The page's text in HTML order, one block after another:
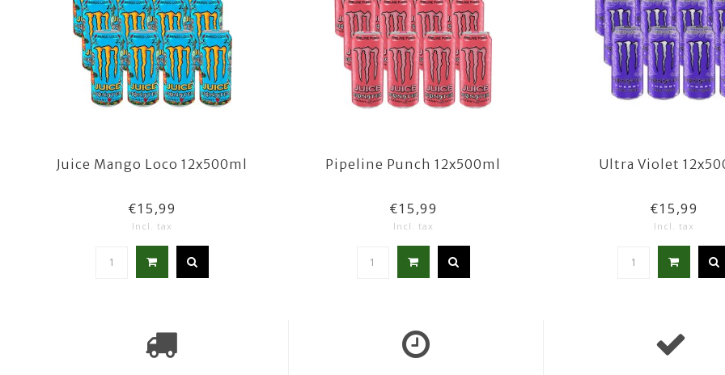
Juice Mango Loco 12x500ml
€15,99
Incl. tax
Pipeline Punch 12x500ml
€15,99
Incl. tax
Ultra Violet
€15,99
Incl. tax